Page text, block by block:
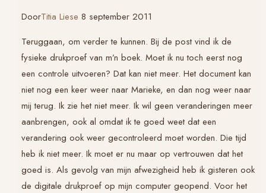
DoorTitia Liese 8 september 2011
Teruggaan, om verder te kunnen. Bij de post vind ik de
fysieke drukproef van m’n boek. Moet ik nu toch eerst nog
een controle uitvoeren? Dat kan niet meer. Het document kan
niet nog een keer weer naar Marieke, en dan nog weer naar
mij terug. Ik zie het niet meer. Ik wil geen veranderingen meer
aanbrengen, ook al omdat ik te goed weet dat een
verandering ook weer gecontroleerd moet worden. Die tijd
heb ik niet meer. Ik moet er nu maar op vertrouwen dat het
goed is. Als gevolg van mijn afwezigheid heb ik gisteren ook
de digitale drukproef op mijn computer geopend. Voor het